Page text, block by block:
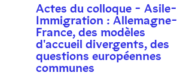
Actes du colloque - Asile-
Immigration : Allemagne-
France, des modèles
d'accueil divergents, des
questions européennes
communes